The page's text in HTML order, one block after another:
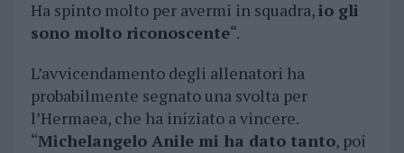
Ha spinto molto per avermi in squadra,io gli
sono molto riconoscente“.
L’avvicendamento degli allenatori ha
probabilmente segnato una svolta per
l’Hermaea, che ha iniziato a vincere.
“Michelangelo Anile mi ha dato tanto, poi